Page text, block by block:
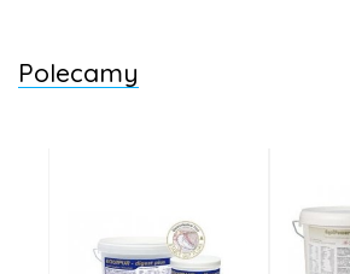
Polecamy